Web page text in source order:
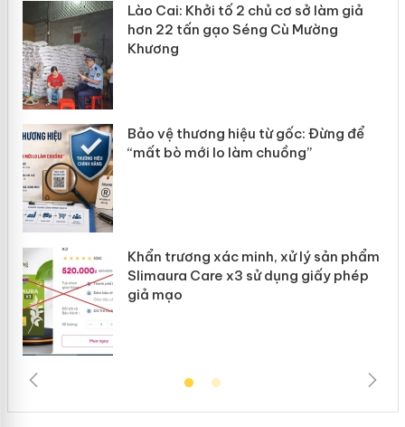
Lào Cai: Khởi tố 2 chủ cơ sở làm giả
hơn 22 tấn gạo Séng Cù Mường
Khương
Bảo vệ thương hiệu từ gốc: Đừng để
“mất bò mới lo làm chuồng”
Khẩn trương xác minh, xử lý sản phẩm
Slimaura Care x3 sử dụng giấy phép
giả mạo